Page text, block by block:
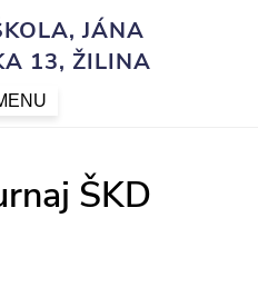
JÁNA
13, ŽILINA
ŠKD